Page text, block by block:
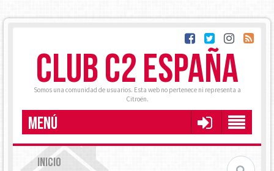
CLUB C2 ESPAÑA
Somos una comunidad de usuarios. Esta web no pertenece ni representa a
Citroën.
MENÚ
INICIO